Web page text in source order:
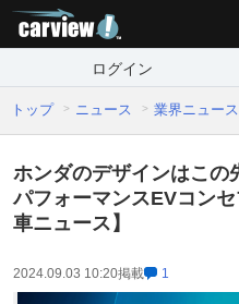
ログイン
トップ ニュース 業界ニュース
ホンダのデザインはこの
パフォーマンスEVコン
車ニュース】
2024.09.03 10:20掲載 1